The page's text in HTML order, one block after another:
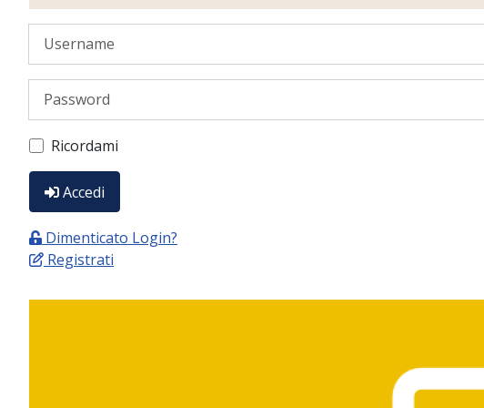
Username
Password
Ricordami
Accedi
Dimenticato Login?
Registrati